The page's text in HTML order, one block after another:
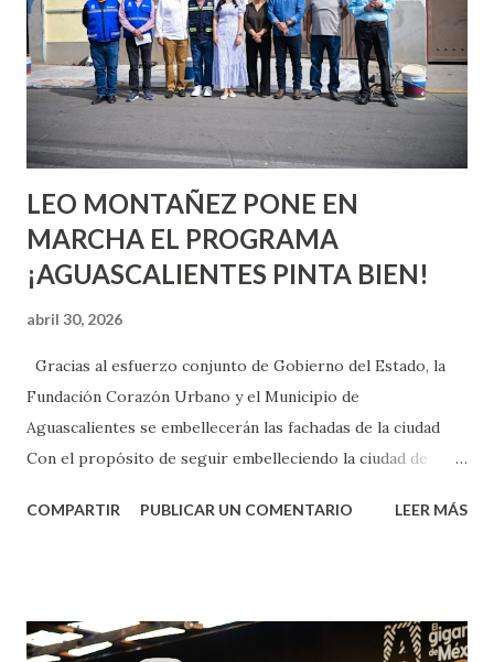
chica y aún no has tenido relaciones sexuales, tal vez
pienses que el sexo será increíble y no puedas esperar para
experimentarlo, pero como cualquier persona con
experiencia te dirá, siempre es mejor cuando ambas partes
son suficientemen...
LEO MONTAÑEZ PONE EN
MARCHA EL PROGRAMA
¡AGUASCALIENTES PINTA BIEN!
abril 30, 2026
Gracias al esfuerzo conjunto de Gobierno del Estado, la
Fundación Corazón Urbano y el Municipio de
Aguascalientes se embellecerán las fachadas de la ciudad
Con el propósito de seguir embelleciendo la ciudad de
municipal, Leo Montañez dio inicio al programa
Corazón Urbano y el Municipio capital. Leo Montañez
COMPARTIR PUBLICAR UN COMENTARIO LEER MÁS